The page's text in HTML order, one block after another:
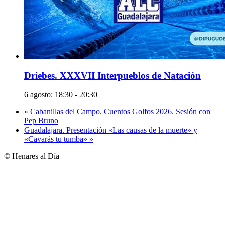
Driebes. XXXVII Interpueblos de Natación
6 agosto: 18:30 - 20:30
« Cabanillas del Campo. Cuentos Golfos 2026. Sesión con
Pep Bruno
Guadalajara. Presentación «Las causas de la muerte» y
«Cavarás tu tumba» »
© Henares al Día